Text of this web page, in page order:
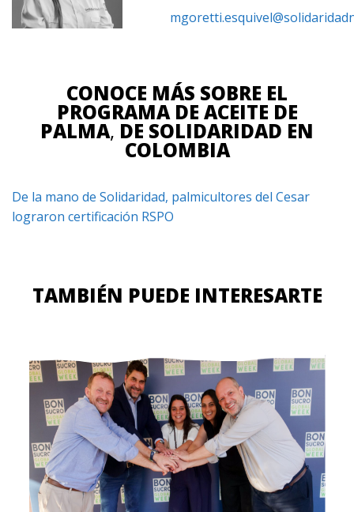
CONOCE MÁS SOBRE EL
PROGRAMA DE ACEITE DE
PALMA, DE SOLIDARIDAD EN
COLOMBIA
De la mano de Solidaridad, palmicultores del Cesar
lograron certificación RSPO
TAMBIÉN PUEDE INTERESARTE